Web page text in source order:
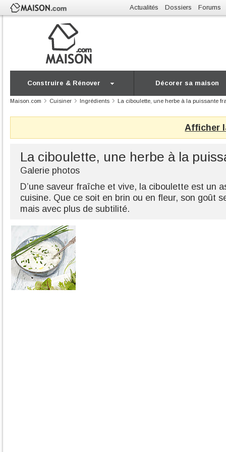
Actualités Dossiers Forums
Construire & Rénover Décorer sa maison
Maison.com Cuisiner Ingrédients La ciboulette, une herbe à la puissante
Afficher
La ciboulette, une herbe à la
Galerie photos
D’une saveur fraîche et vive, la ciboulette est un
cuisine. Que ce soit en brin ou en fleur, son goût
mais avec plus de subtilité.